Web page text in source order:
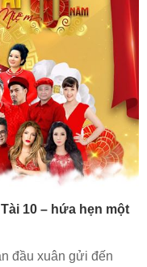
10 – hứa hẹn một
đầu xuân gửi đến